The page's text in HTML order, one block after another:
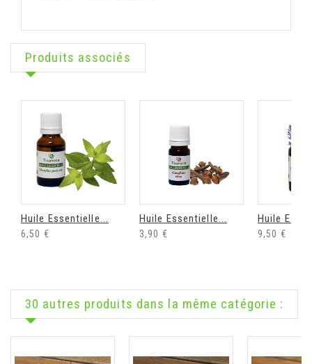
Produits associés
Huile Essentielle...
6,50 €
Huile Essentielle...
3,90 €
Huile
9,50 €
30 autres produits dans la même catégorie :